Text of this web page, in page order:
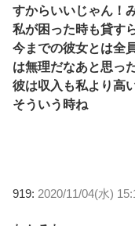
すからいいじゃん！
私が困った時も貸す
今までの彼女とは全
は無理だなあと思っ
彼は収入も私より高
そういう時ね
919: 2020/11/04(水)